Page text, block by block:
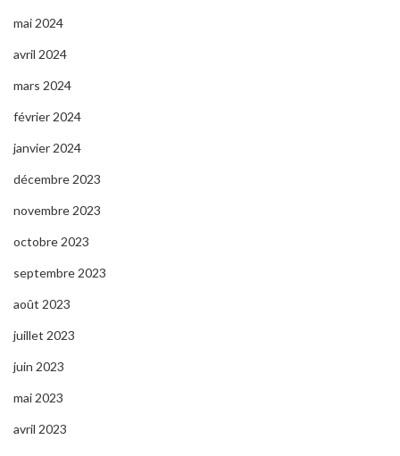
mai 2024
avril 2024
mars 2024
février 2024
janvier 2024
décembre 2023
novembre 2023
octobre 2023
septembre 2023
août 2023
juillet 2023
juin 2023
mai 2023
avril 2023